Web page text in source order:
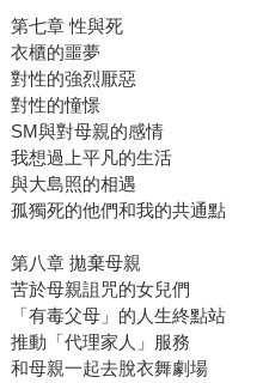
第七章 性與死
衣櫃的噩夢
對性的強烈厭惡
對性的憧憬
SM與對母親的感情
我想過上平凡的生活
與大島照的相遇
孤獨死的他們和我的共通點
第八章 拋棄母親
苦於母親詛咒的女兒們
「有毒父母」的人生終點站
推動「代理家人」服務
和母親一起去脫衣舞劇場